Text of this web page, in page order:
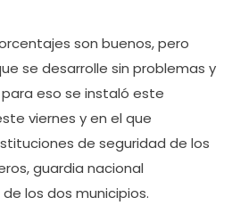
son buenos, pero
se desarrolle sin problemas y
eso se instaló este
viernes y en el que
de seguridad de los
guardia nacional
los dos municipios.